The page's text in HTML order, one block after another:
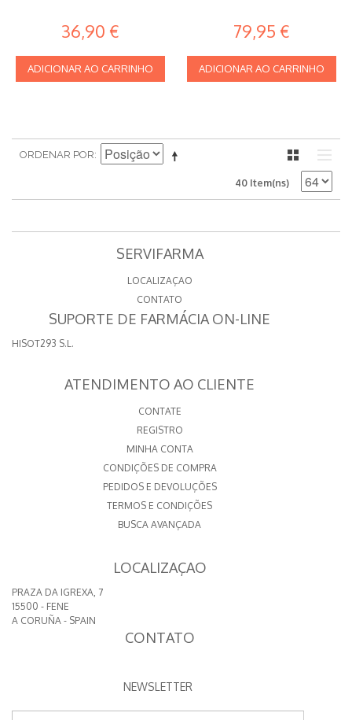
36,90 €
ADICIONAR AO CARRINHO
79,95 €
ADICIONAR AO CARRINHO
ORDENAR POR
40 Item(ns)
SERVIFARMA
LOCALIZAÇAO
CONTATO
SUPORTE DE FARMÁCIA ON-LINE
HISOT293 S.L.
ATENDIMENTO AO CLIENTE
CONTATE
REGISTRO
MINHA CONTA
CONDIÇÕES DE COMPRA
PEDIDOS E DEVOLUÇÕES
TERMOS E CONDIÇÕES
BUSCA AVANÇADA
LOCALIZAÇAO
PRAZA DA IGREXA, 7
15500 - FENE
A CORUÑA - SPAIN
CONTATO
NEWSLETTER